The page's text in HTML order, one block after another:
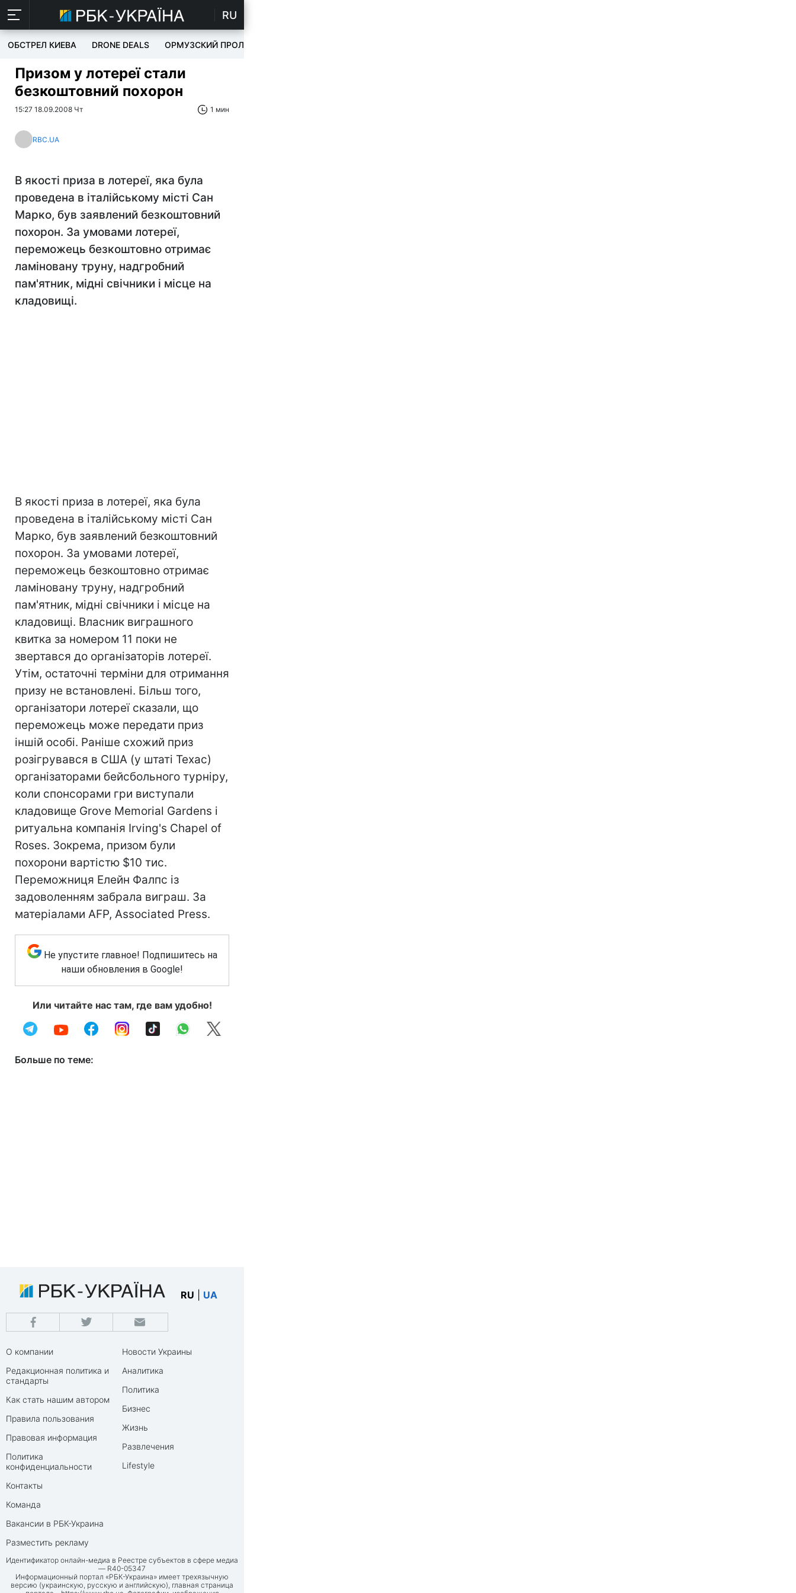
RU
ОБСТРЕЛ КИЕВА DRONE DEALS ОРМУЗСКИЙ ПРОЛИВ
Призом у лотереї стали
безкоштовний похорон
15:27 18.09.2008 Чт 1 мин
RBC.UA
В якості приза в лотереї, яка була
проведена в італійському місті Сан
Марко, був заявлений безкоштовний
похорон. За умовами лотереї,
переможець безкоштовно отримає
ламіновану труну, надгробний
пам'ятник, мідні свічники і місце на
кладовищі.
В якості приза в лотереї, яка була
проведена в італійському місті Сан
Марко, був заявлений безкоштовний
похорон. За умовами лотереї,
переможець безкоштовно отримає
ламіновану труну, надгробний
пам'ятник, мідні свічники і місце на
кладовищі. Власник виграшного
квитка за номером 11 поки не
звертався до організаторів лотереї.
Утім, остаточні терміни для отримання
призу не встановлені. Більш того,
організатори лотереї сказали, що
переможець може передати приз
іншій особі. Раніше схожий приз
розігрувався в США (у штаті Техас)
організаторами бейсбольного турніру,
коли спонсорами гри виступали
кладовище Grove Memorial Gardens і
ритуальна компанія Irving's Chapel of
Roses. Зокрема, призом були
похорони вартістю $10 тис.
Переможниця Елейн Фалпс із
задоволенням забрала виграш. За
матеріалами AFP, Associated Press.
Не упустите главное! Подпишитесь на
наши обновления в Google!
Или читайте нас там, где вам удобно!
Больше по теме:
RU UA
О компании
Редакционная политика и
стандарты
Как стать нашим автором
Правила пользования
Правовая информация
Политика
конфиденциальности
Контакты
Команда
Вакансии в РБК-Украина
Разместить рекламу
Новости Украины
Аналитика
Политика
Бизнес
Жизнь
Развлечения
Lifestyle
Идентификатор онлайн-медиа в Реестре субъектов в сфере медиа
— R40-05347
Информационный портал «РБК-Украина» имеет трехязычную
версию (украинскую, русскую и английскую), главная страница